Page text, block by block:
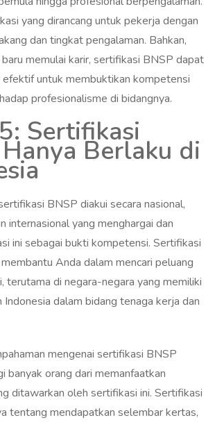
yang dirancang untuk pekerja dengan
dan tingkat pengalaman. Bahkan,
memulai karir, sertifikasi BNSP dapat
efektif untuk membuktikan kompetensi
profesionalisme di bidangnya.
Sertifikasi
Berlaku di
BNSP diakui secara nasional,
internasional yang menghargai dan
ini sebagai bukti kompetensi. Sertifikasi
Anda dalam mencari peluang
terutama di negara-negara yang memiliki
Indonesia dalam bidang tenaga kerja dan
mengenai sertifikasi BNSP
banyak orang dari memanfaatkan
ditawarkan oleh sertifikasi ini. Sertifikasi
tentang mendapatkan selembar kertas,